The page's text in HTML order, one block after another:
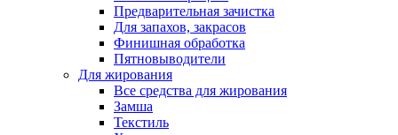
Предварительная зачистка
Для запахов, закрасов
Финишная обработка
Пятновыводители
Для жирования
Все средства для жирования
Замша
Текстиль